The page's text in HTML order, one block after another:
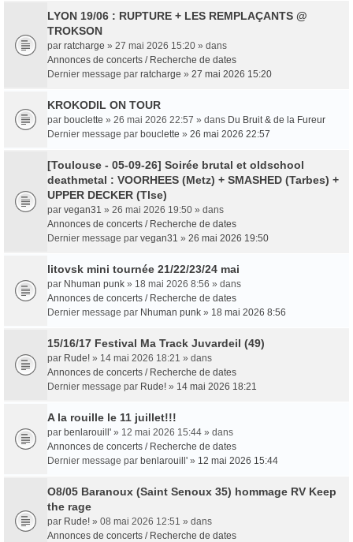
LYON 19/06 : RUPTURE + LES REMPLAÇANTS @
TROKSON
par ratcharge » 27 mai 2026 15:20 » dans
Annonces de concerts / Recherche de dates
Dernier message par ratcharge » 27 mai 2026 15:20
KROKODIL ON TOUR
par bouclette » 26 mai 2026 22:57 » dans Du Bruit & de la Fureur
Dernier message par bouclette » 26 mai 2026 22:57
[Toulouse - 05-09-26] Soirée brutal et oldschool
deathmetal : VOORHEES (Metz) + SMASHED (Tarbes) +
UPPER DECKER (Tlse)
par vegan31 » 26 mai 2026 19:50 » dans
Annonces de concerts / Recherche de dates
Dernier message par vegan31 » 26 mai 2026 19:50
litovsk mini tournée 21/22/23/24 mai
par Nhuman punk » 18 mai 2026 8:56 » dans
Annonces de concerts / Recherche de dates
Dernier message par Nhuman punk » 18 mai 2026 8:56
15/16/17 Festival Ma Track Juvardeil (49)
par Rude! » 14 mai 2026 18:21 » dans
Annonces de concerts / Recherche de dates
Dernier message par Rude! » 14 mai 2026 18:21
A la rouille le 11 juillet!!!
par benlarouill' » 12 mai 2026 15:44 » dans
Annonces de concerts / Recherche de dates
Dernier message par benlarouill' » 12 mai 2026 15:44
O8/05 Baranoux (Saint Senoux 35) hommage RV Keep
the rage
par Rude! » 08 mai 2026 12:51 » dans
Annonces de concerts / Recherche de dates